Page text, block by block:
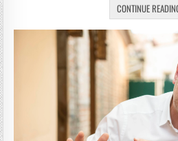
CONTINUE